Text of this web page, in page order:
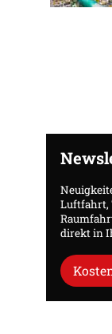
Luftfahrt,
direkt in